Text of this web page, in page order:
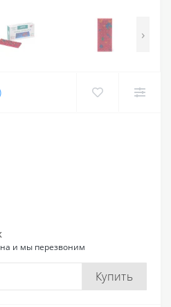
›
и мы перезвоним
Купить